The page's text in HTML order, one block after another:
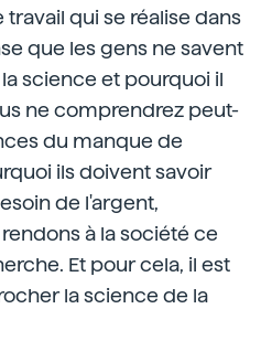
qui se réalise dans
que les gens ne savent
science et pourquoi il
ne comprendrez peut-
du manque de
ils doivent savoir
de l'argent,
à la société ce
Et pour cela, il est
la science de la